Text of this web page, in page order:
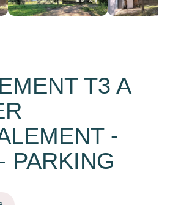
T3 A
-
PARKING